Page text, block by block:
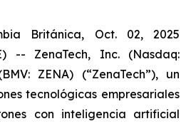
Británica, Oct. 02, 2025
-- ZenaTech, Inc. (Nasdaq:
ZENA) (“ZenaTech”), un
tecnológicas empresariales
con inteligencia artificial